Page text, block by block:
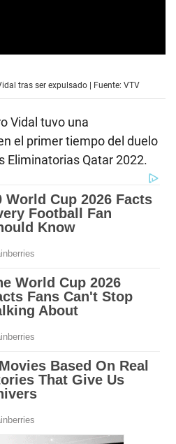
tras ser expulsado | Fuente: VTV
Vidal tuvo una
el primer tiempo del duelo
Eliminatorias Qatar 2022.